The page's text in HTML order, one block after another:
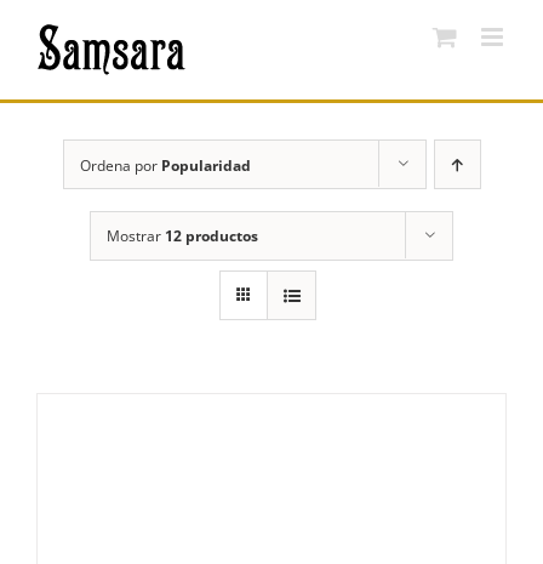
contenido
Ordena por Popularidad
Mostrar 12 productos